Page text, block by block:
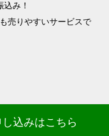
み！
売りやすいサービスで
込みはこちら